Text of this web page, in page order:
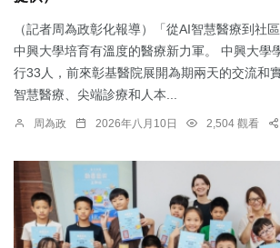
（記者周為政彰化報導）「從AI智慧醫療到社
中興大學培育有溫度的醫療新力軍。 中興大學
行33人，前來彰基醫院展開為期兩天的交流和
智慧醫療、尖端診療和人本...
周為政 2026年八月10日 2,504 觀看